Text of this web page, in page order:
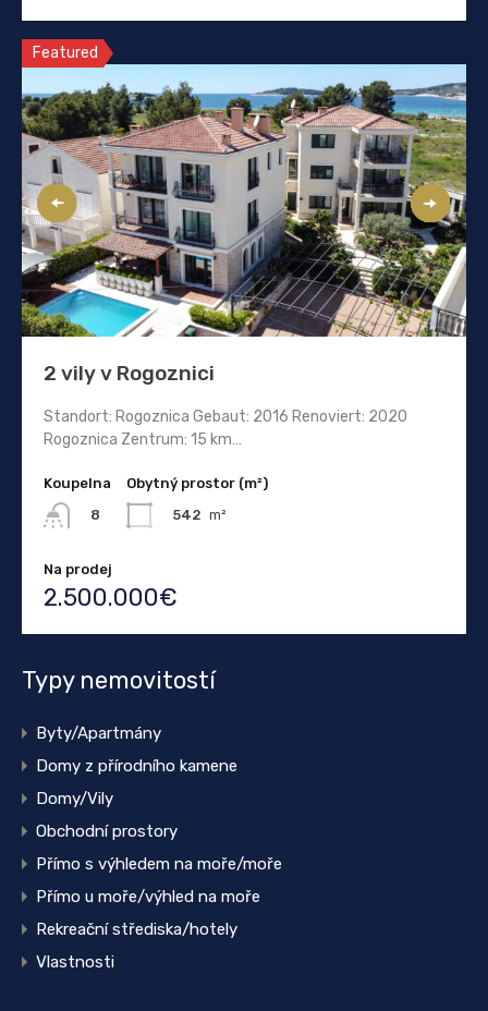
Featured
2 vily v Rogoznici
Standort: Rogoznica Gebaut: 2016 Renoviert: 2020
Rogoznica Zentrum: 15 km…
Koupelna
8
Obytný prostor (m²)
542 m²
Na prodej
2.500.000€
Typy nemovitostí
Byty/Apartmány
Domy z přírodního kamene
Domy/Vily
Obchodní prostory
Přímo s výhledem na moře/moře
Přímo u moře/výhled na moře
Rekreační střediska/hotely
Vlastnosti